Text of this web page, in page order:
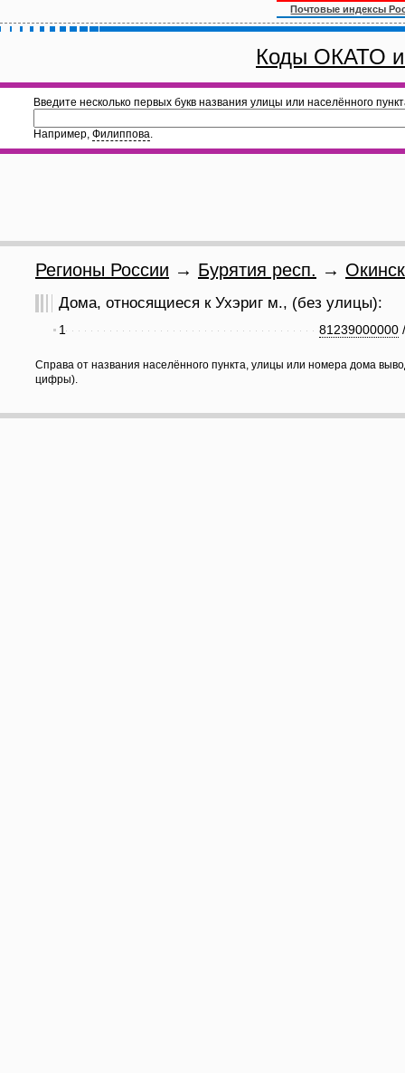
Почтовые индексы
Коды ОКАТО
Введите несколько первых букв названия улицы или населённого
Например, Филиппова.
Регионы России → Бурятия респ. →
Дома, относящиеся к Ухэриг м., (без улицы):
81239000000
1
Справа от названия населённого пункта, улицы или номера дома
цифры).